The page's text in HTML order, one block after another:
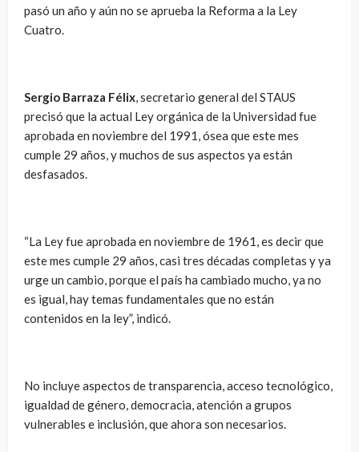
pasó un año y aún no se aprueba la Reforma a la Ley
Cuatro.
Sergio Barraza Félix, secretario general del STAUS
precisó que la actual Ley orgánica de la Universidad fue
aprobada en noviembre del 1991, ósea que este mes
cumple 29 años, y muchos de sus aspectos ya están
desfasados.
“La Ley fue aprobada en noviembre de 1961, es decir que
este mes cumple 29 años, casi tres décadas completas y ya
urge un cambio, porque el país ha cambiado mucho, ya no
es igual, hay temas fundamentales que no están
contenidos en la ley”, indicó.
No incluye aspectos de transparencia, acceso tecnológico,
igualdad de género, democracia, atención a grupos
vulnerables e inclusión, que ahora son necesarios.